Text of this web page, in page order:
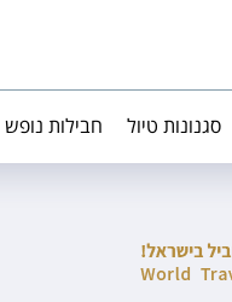
סגנונות טיול חבילות נופש